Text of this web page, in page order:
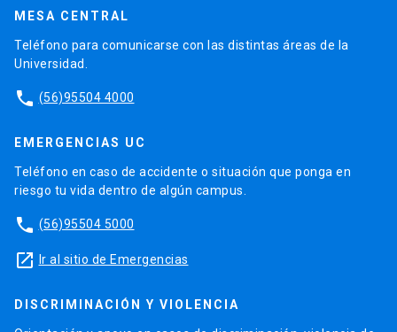
MESA CENTRAL
Teléfono para comunicarse con las distintas áreas de la
Universidad.
phone (56)95504 4000
EMERGENCIAS UC
Teléfono en caso de accidente o situación que ponga en
riesgo tu vida dentro de algún campus.
phone (56)95504 5000
launch Ir al sitio de Emergencias
DISCRIMINACIÓN Y VIOLENCIA